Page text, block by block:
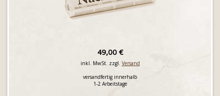
49,00 €
inkl. MwSt. zzgl. Versand
versandfertig innerhalb
1-2 Arbeitstage